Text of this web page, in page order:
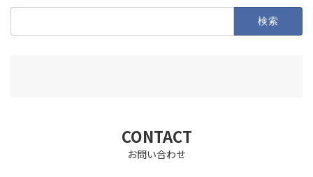
CONTACT
お問い合わせ